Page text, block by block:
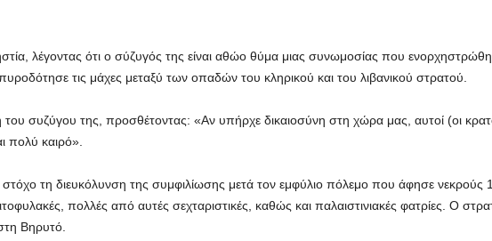
λέγοντας ότι ο σύζυγός της είναι αθώο θύμα μιας συνωμοσίας που
τις μάχες μεταξύ των οπαδών του κληρικού και του λιβανικού στρατού.
του συζύγου της, προσθέτοντας: «Αν υπήρχε δικαιοσύνη στη χώρα μας, αυτοί (οι
πολύ καιρό».
τη διευκόλυνση της συμφιλίωσης μετά τον εμφύλιο πόλεμο που άφησε νεκρούς
πολλές από αυτές σεχταριστικές, καθώς και παλαιστινιακές φατρίες. Ο
Βηρυτό.